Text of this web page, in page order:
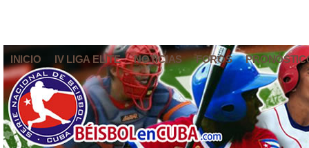
INICIO IV LIGA ELITE NOTICIAS FOROS